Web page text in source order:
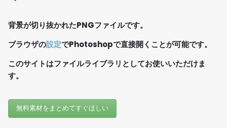
背景が切り抜かれたPNGファイルです。
ブラウザの設定でPhotoshopで直接開くことが可能です。
このサイトはファイルライブラリとしてお使いいただけま
す。
無料素材をまとめてすぐほしい